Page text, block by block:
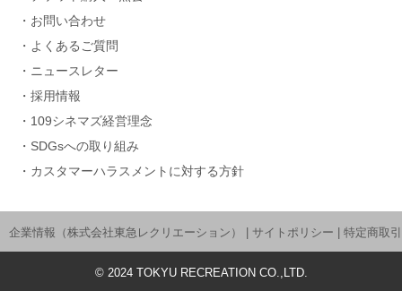
お問い合わせ
よくあるご質問
ニュースレター
採用情報
109シネマズ経営理念
SDGsへの取り組み
カスタマーハラスメントに対する方針
企業情報（株式会社東急レクリエーション） サイトポリシー 特定商取
© 2024TOKYU RECREATION CO.,LTD.